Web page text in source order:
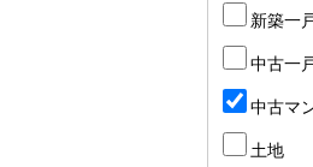
新築一
中古一
中古マ
土地